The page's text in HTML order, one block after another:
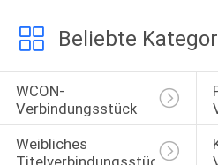
Beliebte
WCON-
Verbindungsstück
Weibliches
Titelverbindungsstück